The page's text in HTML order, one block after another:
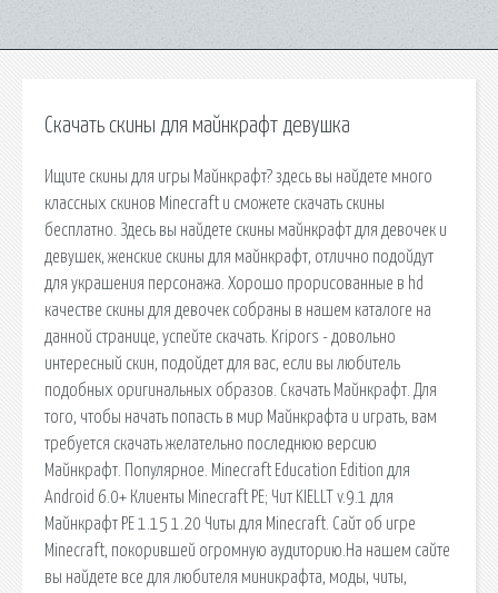
Скачать скины для майнкрафт девушка
Ищите скины для игры Майнкрафт? здесь вы найдете много
классных скинов Minecraft и сможете скачать скины
бесплатно. Здесь вы найдете скины майнкрафт для девочек и
девушек, женские скины для майнкрафт, отлично подойдут
для украшения персонажа. Хорошо прорисованные в hd
качестве скины для девочек собраны в нашем каталоге на
данной странице, успейте скачать. Kripors - довольно
интересный скин, подойдет для вас, если вы любитель
подобных оригинальных образов. Скачать Майнкрафт. Для
того, чтобы начать попасть в мир Майнкрафта и играть, вам
требуется скачать желательно последнюю версию
Майнкрафт. Популярное. Minecraft Education Edition для
Android 6.0+ Клиенты Minecraft PE; Чит KIELLT v.9.1 для
Майнкрафт PE 1.15 1.20 Читы для Minecraft. Сайт об игре
Minecraft, покорившей огромную аудиторию.На нашем сайте
вы найдете все для любителя миникрафта, моды, читы,